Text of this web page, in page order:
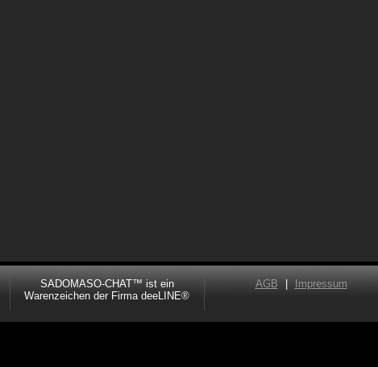
SADOMASO-CHAT™ ist ein
Warenzeichen der Firma deeLINE®
AGB Impressum